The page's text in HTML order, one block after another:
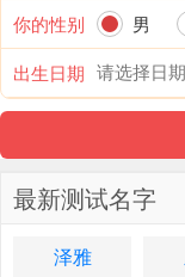
你的性别
男
出生日期
最新测试名字
泽雅